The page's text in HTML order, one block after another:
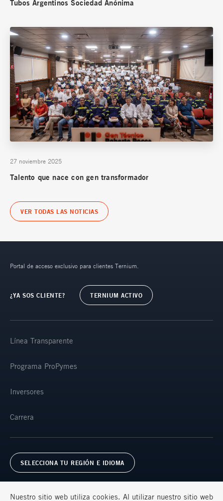
Tubos Argentinos Sociedad Anónima
27 noviembre 2025
Talento que nace con gen transformador
VER TODAS LAS NOTICIAS
Portal de acceso exclusivo para clientes Ternium.
¿YA SOS CLIENTE? TERNIUM ACTIVO
Línea Transparente
Programa ProPymes
Inversores
Carrera
SELECCIONA TU REGIÓN E IDIOMA
Nuestro sitio web utiliza cookies. Al utilizar nuestro sitio web